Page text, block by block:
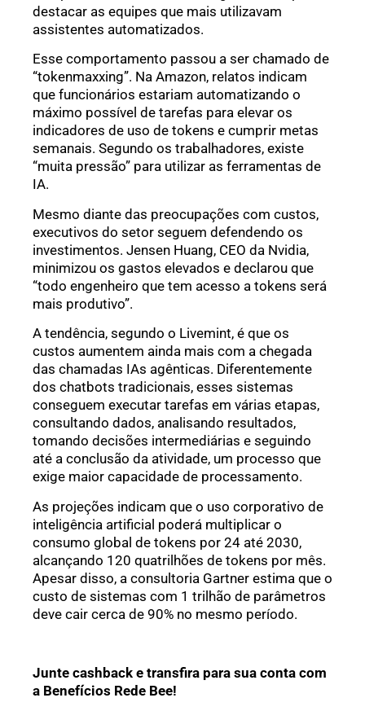
destacar as equipes que mais utilizavam
assistentes automatizados.
Esse comportamento passou a ser chamado de
“tokenmaxxing”. Na Amazon, relatos indicam
que funcionários estariam automatizando o
máximo possível de tarefas para elevar os
indicadores de uso de tokens e cumprir metas
semanais. Segundo os trabalhadores, existe
“muita pressão” para utilizar as ferramentas de
IA.
Mesmo diante das preocupações com custos,
executivos do setor seguem defendendo os
investimentos. Jensen Huang, CEO da Nvidia,
minimizou os gastos elevados e declarou que
“todo engenheiro que tem acesso a tokens será
mais produtivo”.
A tendência, segundo o Livemint, é que os
custos aumentem ainda mais com a chegada
das chamadas IAs agênticas. Diferentemente
dos chatbots tradicionais, esses sistemas
conseguem executar tarefas em várias etapas,
consultando dados, analisando resultados,
tomando decisões intermediárias e seguindo
até a conclusão da atividade, um processo que
exige maior capacidade de processamento.
As projeções indicam que o uso corporativo de
inteligência artificial poderá multiplicar o
consumo global de tokens por 24 até 2030,
alcançando 120 quatrilhões de tokens por mês.
Apesar disso, a consultoria Gartner estima que o
custo de sistemas com 1 trilhão de parâmetros
deve cair cerca de 90% no mesmo período.
Junte cashback e transfira para sua conta com
a Benefícios Rede Bee!